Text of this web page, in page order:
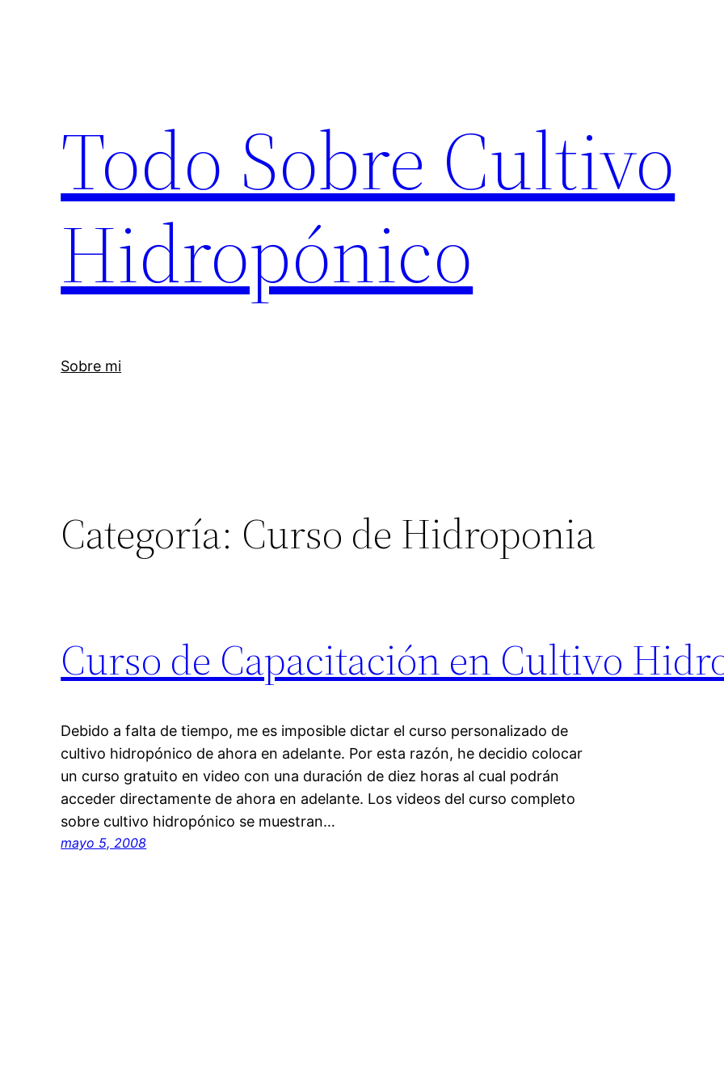
Todo Sobre Cultivo
Hidropónico
Sobre mi
Categoría: Curso de Hidroponia
Curso de Capacitación en Cultivo
Debido a falta de tiempo, me es imposible dictar el curso personalizado de
cultivo hidropónico de ahora en adelante. Por esta razón, he decidio colocar
un curso gratuito en video con una duración de diez horas al cual podrán
acceder directamente de ahora en adelante. Los videos del curso completo
sobre cultivo hidropónico se muestran…
mayo 5, 2008